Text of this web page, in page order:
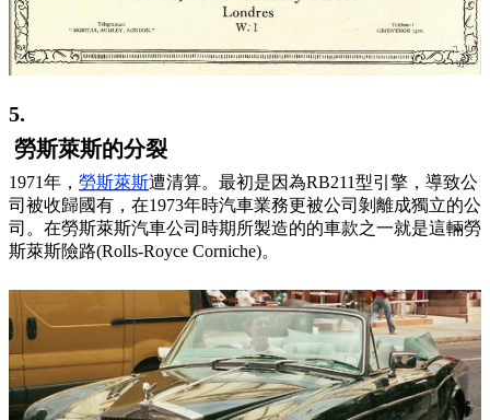
5.
勞斯萊斯的分裂
1971年， 勞斯萊斯遭清算。最初是因為RB211型引擎，導致公
司被收歸國有，在1973年時汽車業務更被公司剝離成獨立的公
司。在勞斯萊斯汽車公司時期所製造的的車款之一就是這輛勞
斯萊斯險路(Rolls-Royce Corniche)。